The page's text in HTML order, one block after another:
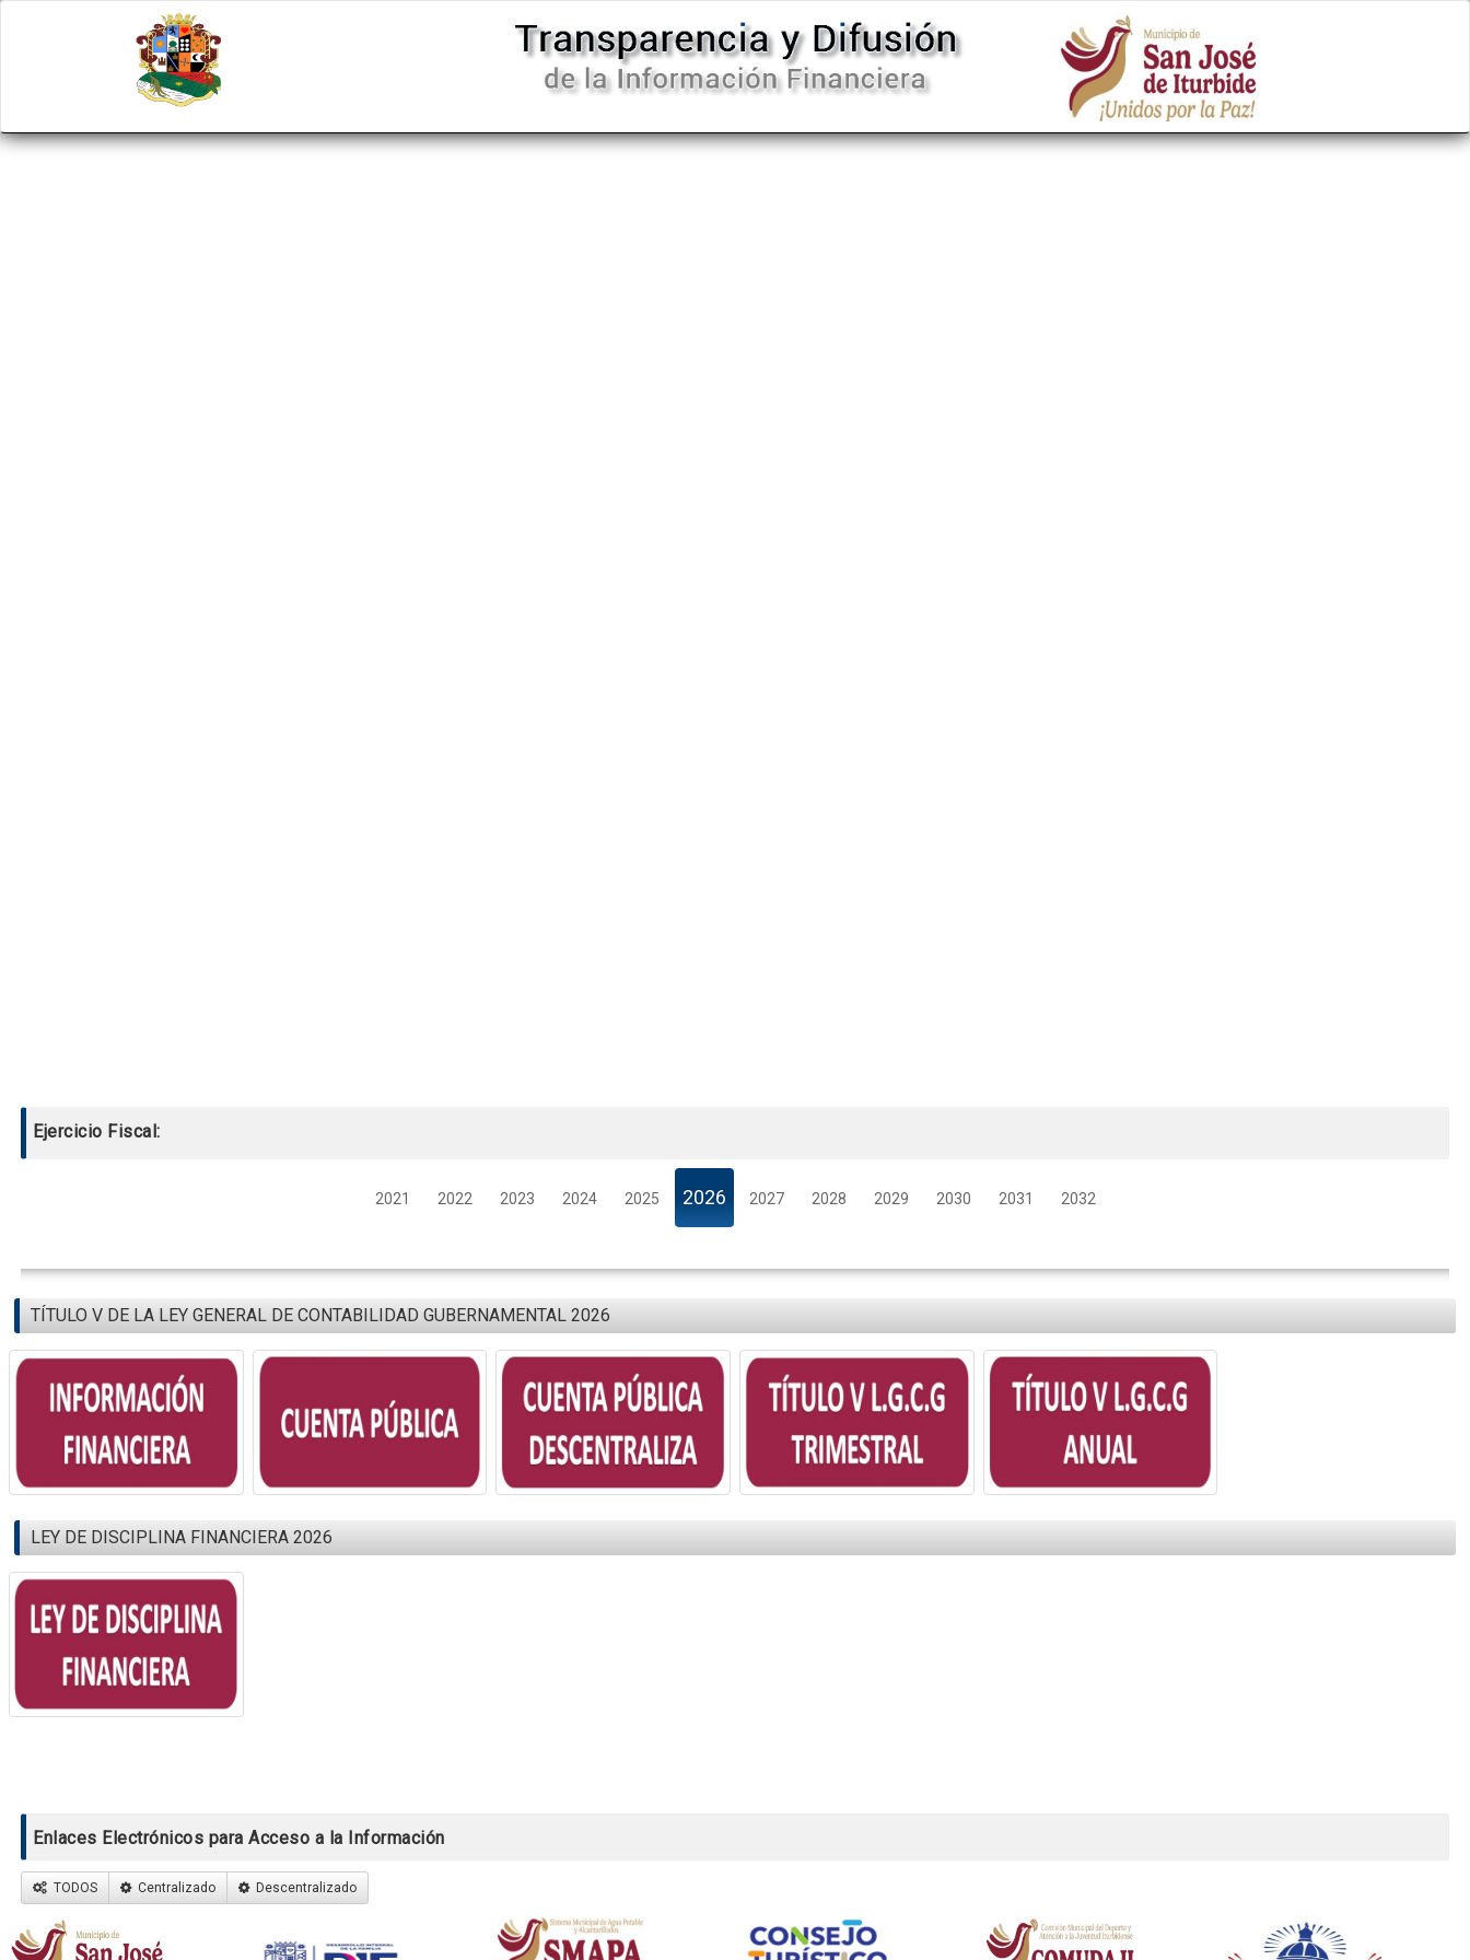
Ejercicio Fiscal:
2021 2022 2023 2024 2025 2026 2027 2028 2029 2030 2031 2032
TÍTULO V DE LA LEY GENERAL DE CONTABILIDAD GUBERNAMENTAL 2026
LEY DE DISCIPLINA FINANCIERA 2026
Enlaces Electrónicos para Acceso a la Información
TODOS Centralizado Descentralizado